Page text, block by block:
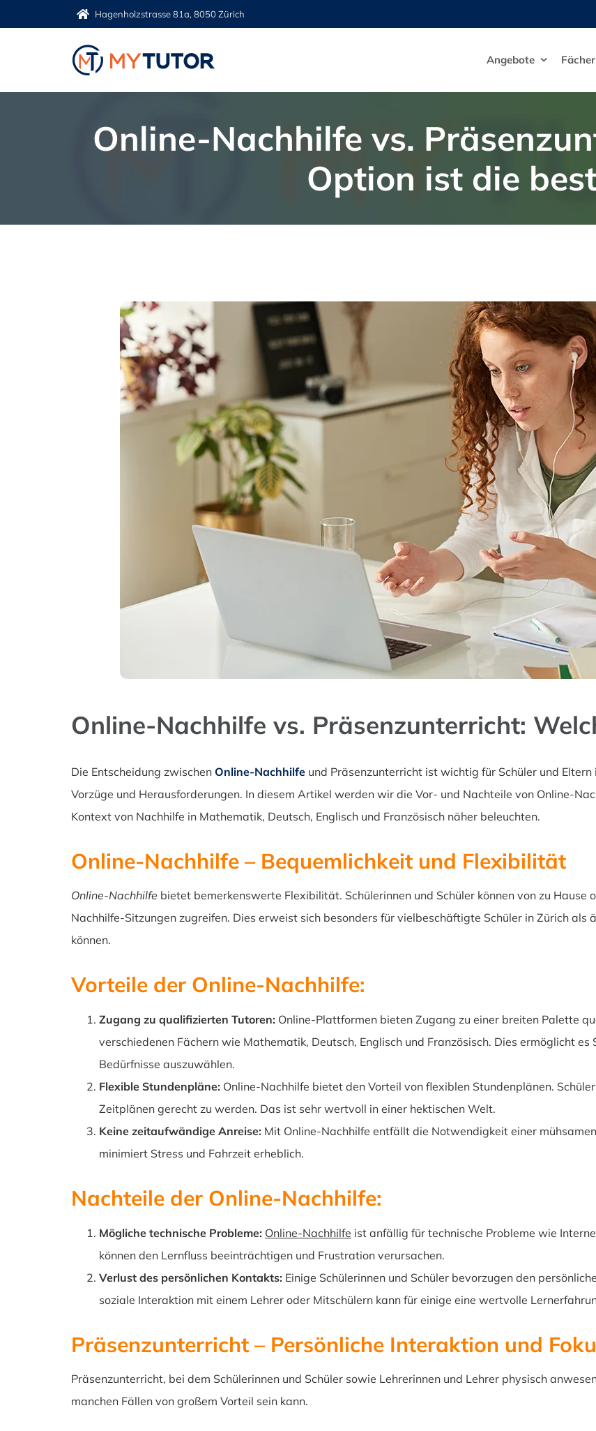
Hagenholzstrasse 81a, 8050 Zürich
Angebote Fächer
Online-Nachhilfe vs.
Option ist die
Online-Nachhilfe vs. Präsenzunterricht:
Die Entscheidung zwischen Online-Nachhilfeund Präsenzunterricht ist wichtig für Schüler und
Vorzüge und Herausforderungen. In diesem Artikel werden wir die Vor- und Nachteile von Online-
Kontext von Nachhilfe in Mathematik, Deutsch, Englisch und Französisch näher beleuchten.
Online-Nachhilfe – Bequemlichkeit und Flexibilität
Online-Nachhilfe bietet bemerkenswerte Flexibilität. Schülerinnen und Schüler können von zu Hause
Nachhilfe-Sitzungen zugreifen. Dies erweist sich besonders für vielbeschäftigte Schüler in Zürich
können.
Vorteile der Online-Nachhilfe:
Zugang zu qualifizierten Tutoren: Online-Plattformen bieten Zugang zu einer breiten Palette
verschiedenen Fächern wie Mathematik, Deutsch, Englisch und Französisch. Dies ermöglicht
Bedürfnisse auszuwählen.
Flexible Stundenpläne: Online-Nachhilfe bietet den Vorteil von flexiblen Stundenplänen.
Zeitplänen gerecht zu werden. Das ist sehr wertvoll in einer hektischen Welt.
Keine zeitaufwändige Anreise: Mit Online-Nachhilfe entfällt die Notwendigkeit einer
minimiert Stress und Fahrzeit erheblich.
Nachteile der Online-Nachhilfe:
Mögliche technische Probleme: Online-Nachhilfe ist anfällig für technische Probleme wie
können den Lernfluss beeinträchtigen und Frustration verursachen.
Verlust des persönlichen Kontakts: Einige Schülerinnen und Schüler bevorzugen den
soziale Interaktion mit einem Lehrer oder Mitschülern kann für einige eine wertvolle
Präsenzunterricht – Persönliche Interaktion und
Präsenzunterricht, bei dem Schülerinnen und Schüler sowie Lehrerinnen und Lehrer physisch
manchen Fällen von großem Vorteil sein kann.